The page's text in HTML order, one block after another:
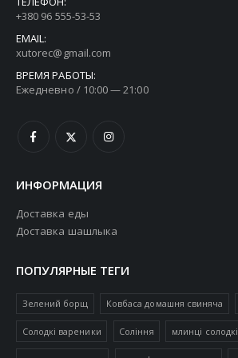
+380 96 555-53-53
EMAIL:
xutorec@gmail.com
ВРЕМЯ РАБОТЫ:
Ежедневно / 10:00 — 21:00
ИНФОРМАЦИЯ
Доставка еды
Доставка шашлыка
ПОПУЛЯРНЫЕ ТЕГИ
Зелений борщ Ковбаса домашня свиняча
Солодкі вареники Соління млинці солодкі